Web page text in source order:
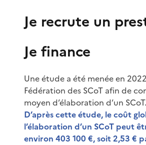
Je recrute un
Je finance
Une étude a été menée en
Fédération des SCoT afin de
moyen d’élaboration d’un SCoT.
D’après cette étude, le coût
l’élaboration d’un SCoT peut
environ 403 100 €, soit 2,53 €